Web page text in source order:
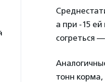
а при -15
согреться
тонн